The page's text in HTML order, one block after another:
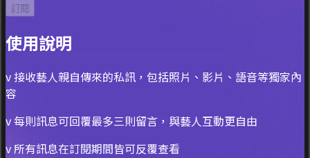
訂閱
使用說明
v 接收藝人親自傳來的私訊，包括照片、影片、語音等獨家內
容
v 每則訊息可回覆最多三則留言，與藝人互動更自由
v 所有訊息在訂閱期間皆可反覆查看